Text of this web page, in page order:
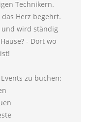
Technikern.
Herz begehrt.
und wird ständig
- Dort wo
zu buchen: